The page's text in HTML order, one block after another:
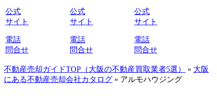
公式
サイト
電話
問合せ
公式
サイト
電話
問合せ
公式
サイト
電話
問合せ
不動産売却ガイドTOP（大阪の不動産買取業者5選） » 大阪
にある不動産売却会社カタログ » アルモハウジング